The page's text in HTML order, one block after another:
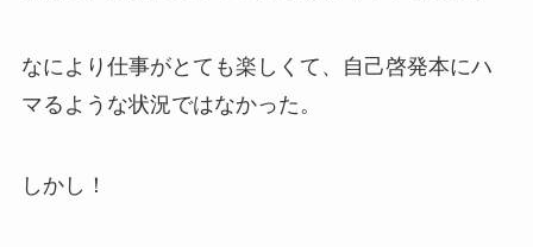
なにより仕事がとても楽しくて、自己啓発本にハ
マるような状況ではなかった。
しかし！